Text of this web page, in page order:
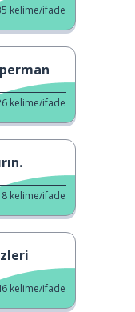
kelime/ifade
kelime/ifade
kelime/ifade
kelime/ifade